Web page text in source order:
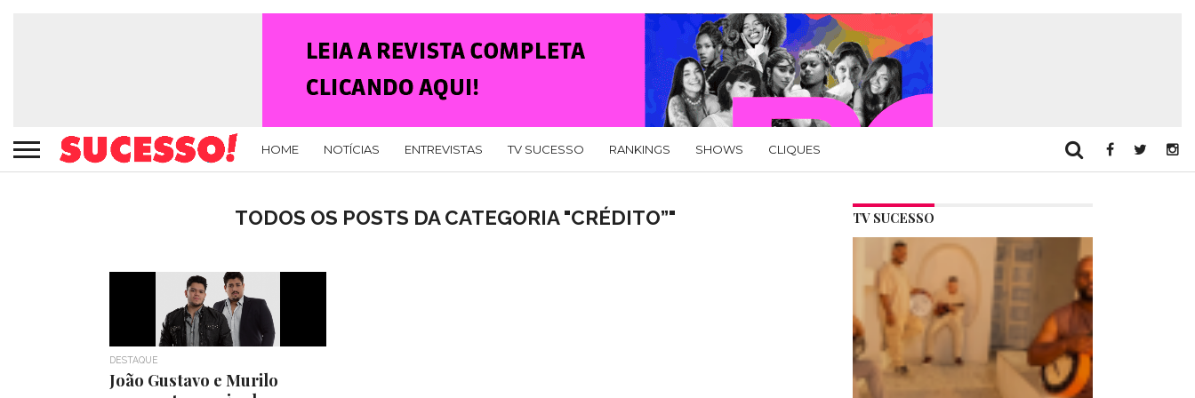
HOME NOTÍCIAS ENTREVISTAS TV SUCESSO RANKINGS SHOWS CLIQUES
TODOS OS POSTS DA CATEGORIA "CRÉDITO”"
DESTAQUE
João Gustavo e Murilo
TV SUCESSO